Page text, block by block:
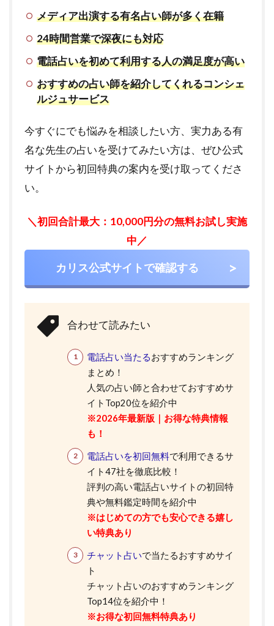
メディア出演する有名占い師が多く在籍
24時間営業で深夜にも対応
電話占いを初めて利用する人の満足度が高い
おすすめの占い師を紹介してくれるコンシェ
ルジュサービス
今すぐにでも悩みを相談したい方、実力ある有
名な先生の占いを受けてみたい方は、ぜひ公式
サイトから初回特典の案内を受け取ってくださ
い。
＼初回合計最大：10,000円分の無料お試し実施
中／
カリス公式サイトで確認する
合わせて読みたい
電話占い当たるおすすめランキング
まとめ！
人気の占い師と合わせておすすめサ
イトTop20位を紹介中
※2026年最新版｜お得な特典情報
も！
電話占いを初回無料で利用できるサ
イト47社を徹底比較！
評判の高い電話占いサイトの初回特
典や無料鑑定時間を紹介中
※はじめての方でも安心できる嬉し
い特典あり
チャット占いで当たるおすすめサイ
ト
チャット占いのおすすめランキング
Top14位を紹介中！
※お得な初回無料特典あり